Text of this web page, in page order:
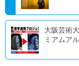
大阪芸術
ミアムア